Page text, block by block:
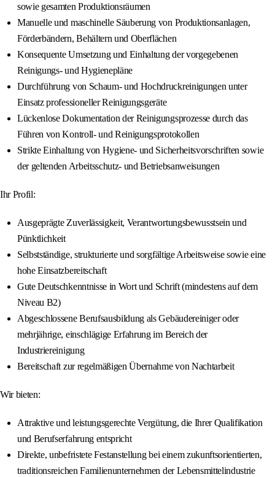
sowie gesamten Produktionsräumen
Manuelle und maschinelle Säuberung von Produktionsanlagen,
Förderbändern, Behältern und Oberflächen
Konsequente Umsetzung und Einhaltung der vorgegebenen
Reinigungs- und Hygienepläne
Durchführung von Schaum- und Hochdruckreinigungen unter
Einsatz professioneller Reinigungsgeräte
Lückenlose Dokumentation der Reinigungsprozesse durch das
Führen von Kontroll- und Reinigungsprotokollen
Strikte Einhaltung von Hygiene- und Sicherheitsvorschriften sowie
der geltenden Arbeitsschutz- und Betriebsanweisungen
Ihr Profil:
Ausgeprägte Zuverlässigkeit, Verantwortungsbewusstsein und
Pünktlichkeit
Selbstständige, strukturierte und sorgfältige Arbeitsweise sowie eine
hohe Einsatzbereitschaft
Gute Deutschkenntnisse in Wort und Schrift (mindestens auf dem
Niveau B2)
Abgeschlossene Berufsausbildung als Gebäudereiniger oder
mehrjährige, einschlägige Erfahrung im Bereich der
Industriereinigung
Bereitschaft zur regelmäßigen Übernahme von Nachtarbeit
Wir bieten:
Attraktive und leistungsgerechte Vergütung, die Ihrer Qualifikation
und Berufserfahrung entspricht
Direkte, unbefristete Festanstellung bei einem zukunftsorientierten,
traditionsreichen Familienunternehmen der Lebensmittelindustrie